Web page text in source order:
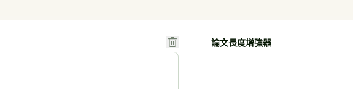
論文長度增強器